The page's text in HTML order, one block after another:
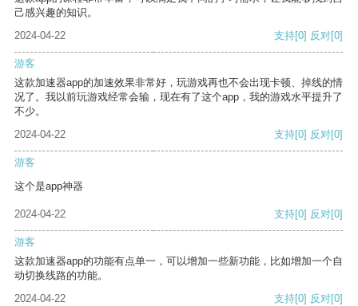
己感兴趣的知识。
2024-04-22
支持[0] 反对[0]
游客
这款加速器app的加速效果非常好，玩游戏再也不会出现卡顿、掉线的情
况了。我以前玩游戏经常会输，现在有了这个app，我的游戏水平提升了
不少。
2024-04-22
支持[0] 反对[0]
游客
这个是app神器
2024-04-22 支持[0] 反对[0]
游客
这款加速器app的功能有点单一，可以增加一些新功能，比如增加一个自
动切换线路的功能。
2024-04-22
支持[0] 反对[0]